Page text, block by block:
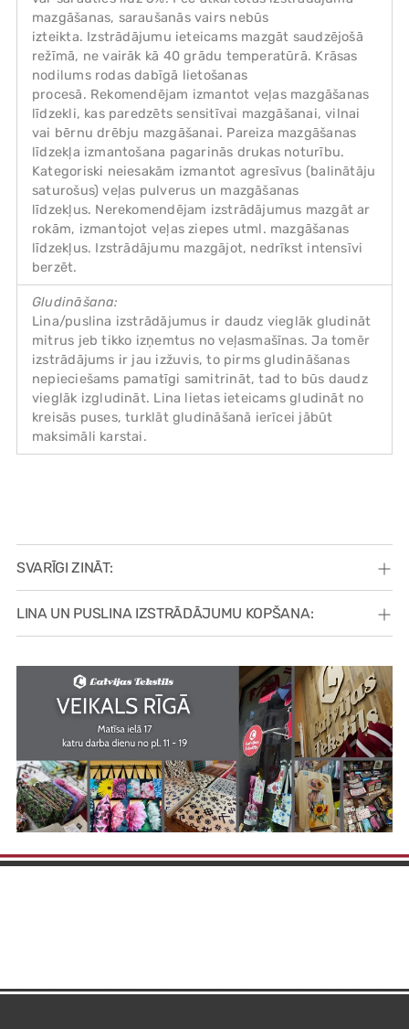
mazgāšanas, saraušanās vairs nebūs
izteikta. Izstrādājumu ieteicams mazgāt saudzējošā
režīmā, ne vairāk kā 40 grādu temperatūrā. Krāsas
nodilums rodas dabīgā lietošanas
procesā. Rekomendējam izmantot veļas mazgāšanas
līdzekli, kas paredzēts sensitīvai mazgāšanai, vilnai
vai bērnu drēbju mazgāšanai. Pareiza mazgāšanas
līdzekļa izmantošana pagarinās drukas noturību.
Kategoriski neiesakām izmantot agresīvus (balinātāju
saturošus) veļas pulverus un mazgāšanas
līdzekļus. Nerekomendējam izstrādājumus mazgāt ar
rokām, izmantojot veļas ziepes utml. mazgāšanas
līdzekļus. Izstrādājumu mazgājot, nedrīkst intensīvi
berzēt.
Gludināšana:
Lina/puslina izstrādājumus ir daudz vieglāk gludināt
mitrus jeb tikko izņemtus no veļasmašīnas. Ja tomēr
izstrādājums ir jau izžuvis, to pirms gludināšanas
nepieciešams pamatīgi samitrināt, tad to būs daudz
vieglāk izgludināt. Lina lietas ieteicams gludināt no
kreisās puses, turklāt gludināšanā ierīcei jābūt
maksimāli karstai.
SVARĪGI ZINĀT:
LINA UN PUSLINA IZSTRĀDĀJUMU KOPŠANA: